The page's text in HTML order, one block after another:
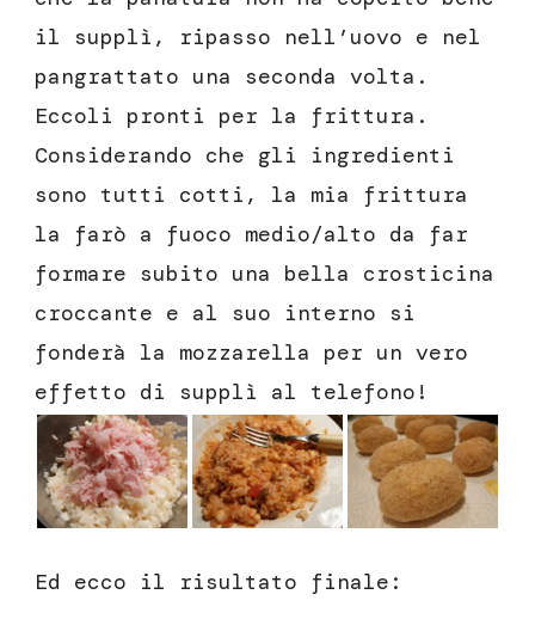
il supplì, ripasso nell’uovo e nel
pangrattato una seconda volta.
Eccoli pronti per la frittura.
Considerando che gli ingredienti
sono tutti cotti, la mia frittura
la farò a fuoco medio/alto da far
formare subito una bella crosticina
croccante e al suo interno si
fonderà la mozzarella per un vero
effetto di supplì al telefono!
Ed ecco il risultato finale: